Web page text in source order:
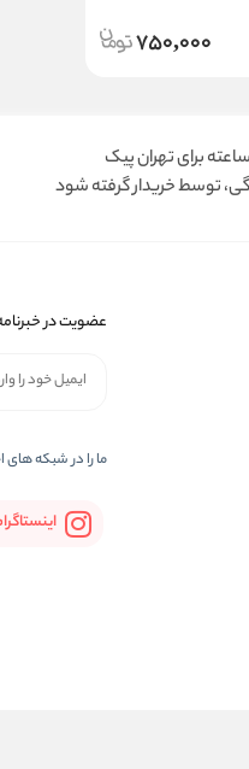
750,000
توسط خریدار گرفته شود
عضویت در
ما را در شبكه های